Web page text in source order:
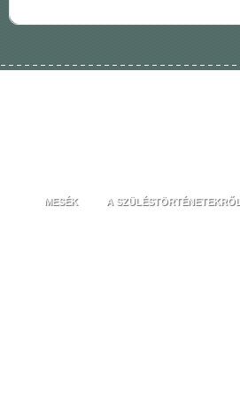
MESÉK A SZÜLÉSTÖRTÉNETEKRŐL